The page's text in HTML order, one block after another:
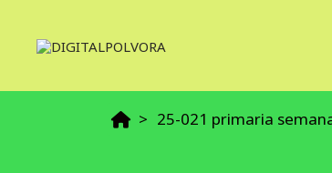
25-021 primaria